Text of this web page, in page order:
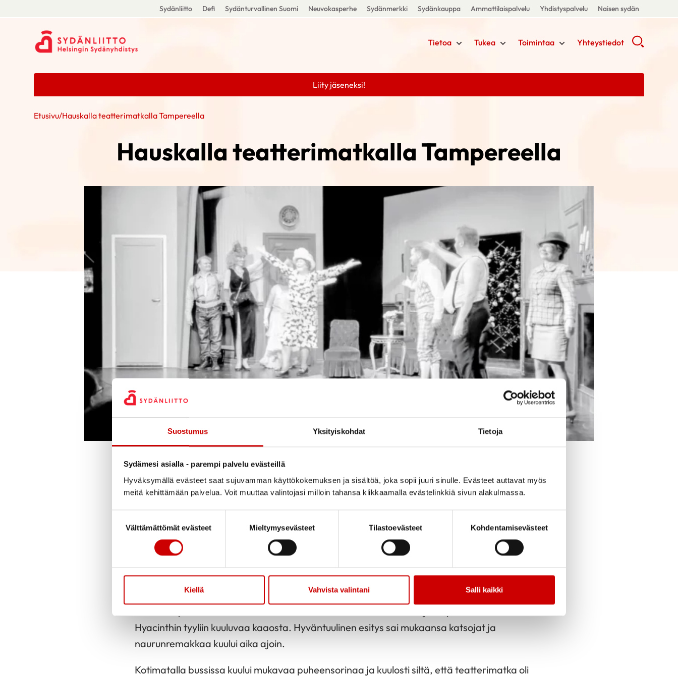
Suostumus Yksityiskohdat Tietoja
Sydämesi asialla - parempi palvelu evästeillä
Hyväksymällä evästeet saat sujuvamman käyttökokemuksen ja sisältöä, joka sopii juuri sinulle. Evästeet auttavat myös
meitä kehittämään palvelua. Voit muuttaa valintojasi milloin tahansa klikkaamalla evästelinkkiä sivun alakulmassa.
Välttämättömät evästeet
Mieltymysevästeet Tilastoevästeet Kohdentamisevästeet
Kiellä Vahvista valintani Salli kaikki
Sydänliitto Defi Sydänturvallinen Suomi Neuvokasperhe Sydänmerkki Sydänkauppa Ammattilaispalvelu Yhdistyspalvelu Naisen sydän
Tietoa Tukea Toimintaa Yhteystiedot
Liity jäseneksi!
Etusivu/Hauskalla teatterimatkalla Tampereella
Hauskalla teatterimatkalla Tampereella
Julkaistu 25.4.2025
Teimme teatterimatkan Tampereen Komediateatteriin 23.4.2025.
Dinner -aterian noutopöydästä, jonka jälkeen siirryimme teatterisaliin seuraaman Pokka
pitää- näytelmää.
Seurasimme Hyacinth Bucketin ja naapuri Emmetin ja hänen sisarensa Elizabethin vetämän
näytelmäkerhon harjoituksia, mukana olivat tietenkin Hyacinthin sisarukset Daisy ja Rose,
Hyacinthin tyyliin kuuluvaa kaaosta. Hyväntuulinen esitys sai mukaansa katsojat ja
naurunremakkaa kuului aika ajoin.
Kotimatalla bussissa kuului mukavaa puheensorinaa ja kuulosti siltä, että teatterimatka oli